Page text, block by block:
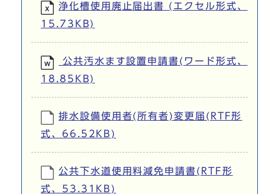
浄化槽使用廃止届出書 (エクセル形式、
15.73KB)
公共汚水ます設置申請書(ワード形式、
18.85KB)
排水設備使用者(所有者)変更届(RTF形
式、66.52KB)
公共下水道使用料減免申請書(RTF形
式、53.31KB)